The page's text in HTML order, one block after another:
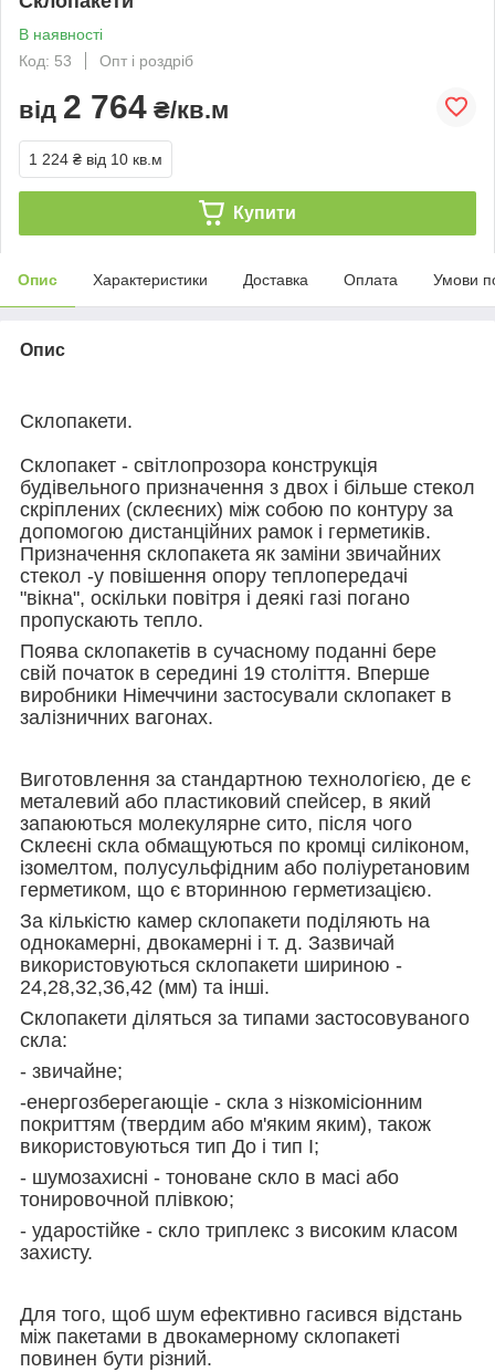
В наявності
Код: 53
Опт і роздріб
від 2 764 ₴/кв.м
1 224 ₴ від 10 кв.м
Купити
Опис Характеристики Доставка Оплата Умови
Опис
Склопакети.
Склопакет - світлопрозора конструкція
будівельного призначення з двох і більше стекол
скріплених (склеєних) між собою по контуру за
допомогою дистанційних рамок і герметиків.
Призначення склопакета як заміни звичайних
стекол -у повішення опору теплопередачі
"вікна", оскільки повітря і деякі газі погано
пропускають тепло.
Поява склопакетів в сучасному поданні бере
свій початок в середині 19 століття. Вперше
виробники Німеччини застосували склопакет в
залізничних вагонах.
Виготовлення за стандартною технологією, де є
металевий або пластиковий спейсер, в який
запаюються молекулярне сито, після чого
Склеєні скла обмащуються по кромці силіконом,
ізомелтом, полусульфідним або поліуретановим
герметиком, що є вторинною герметизацією.
За кількістю камер склопакети поділяють на
однокамерні, двокамерні і т. д. Зазвичай
використовуються склопакети шириною -
24,28,32,36,42 (мм) та інші.
Склопакети діляться за типами застосовуваного
скла:
- звичайне;
-енергозберегающіе - скла з нізкомісіонним
покриттям (твердим або м'яким яким), також
використовуються тип До і тип І;
- шумозахисні - тоноване скло в масі або
тонировочной плівкою;
- ударостійке - скло триплекс з високим класом
захисту.
Для того, щоб шум ефективно гасився відстань
між пакетами в двокамерному склопакеті
повинен бути різний.